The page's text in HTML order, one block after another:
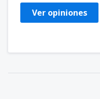
Ver opiniones